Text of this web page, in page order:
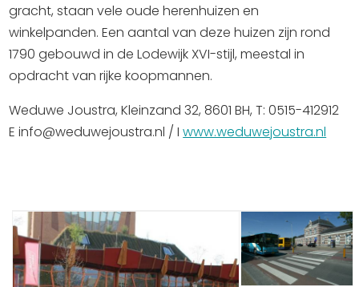
gracht, staan vele oude herenhuizen en
winkelpanden. Een aantal van deze huizen zijn rond
1790 gebouwd in de Lodewijk XVI-stijl, meestal in
opdracht van rijke koopmannen.
Weduwe Joustra, Kleinzand 32, 8601 BH, T: 0515-412912
E info@weduwejoustra.nl / Iwww.weduwejoustra.nl